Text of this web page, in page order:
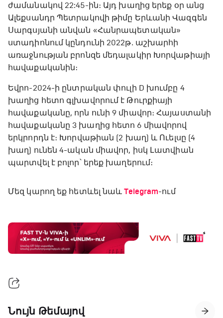
ժամանակով 22:45-ին։ Այդ խաղից երեք օր անց
Ալեքսանդր Պետրակովի թիմը Երևանի Վազգեն
Սարգսյանի անվան «Հանրապետական»
ստադիոնում կընդունի 2022թ․ աշխարհի
առաջնության բրոնզե մեդալակիր Խորվաթիայի
հավաքականին։
Եվրո-2024-ի ընտրական փուլի D խումբը 4
խաղից հետո գլխավորում է Թուրքիայի
հավաքականը, որն ունի 9 միավոր։ Հայաստանի
հավաքականը 3 խաղից հետո 6 միավորով
երկրորդն է։ Խորվաթիան (2 խաղ) և Ուելսը (4
խաղ) ունեն 4-ական միավոր, իսկ Լատվիան
պարտվել է բոլոր՝ երեք խաղերում։
Մեզ կարող եք հետևել նաև Telegram-ում
Նույն Թեմայով